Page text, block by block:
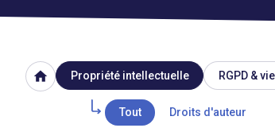
home Propriété intellectuelle RGPD &
Tout Droits d'auteur